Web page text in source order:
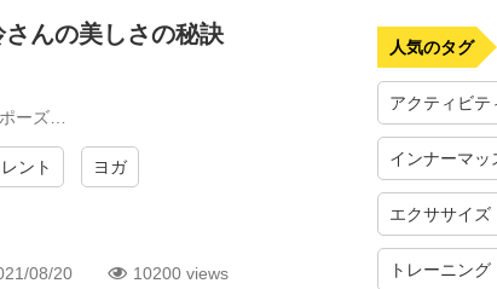
んの美しさの秘訣
ーズ…
ント ヨガ
08/20 10200 views
人気のタグ
アクティビテ
インナーマッ
エクササイズ
トレーニング